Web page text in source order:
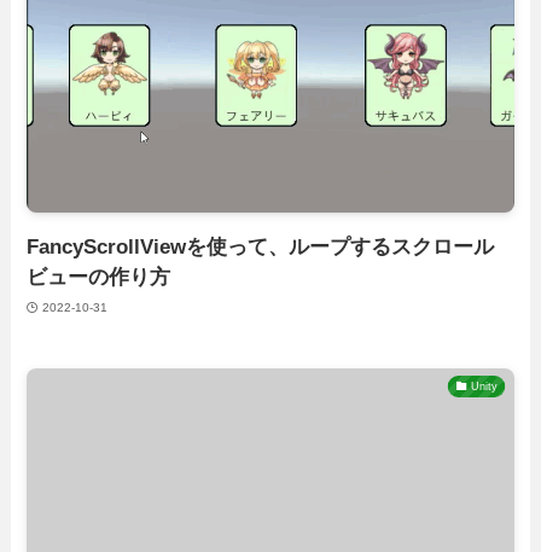
FancyScrollViewを使って、ループするスクロール
ビューの作り方
2022-10-31
Unity